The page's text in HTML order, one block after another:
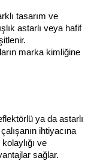
tasarım ve
astarlı veya hafif
ya da astarlı
ihtiyacına
ve
sağlar.